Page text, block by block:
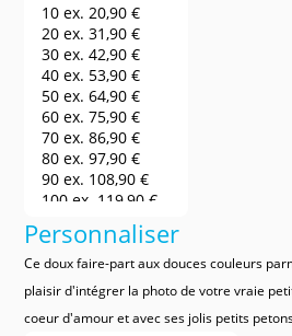
10 ex.20,90 €
20 ex.31,90 €
30 ex.42,90 €
40 ex. 53,90 €
50 ex.64,90 €
60 ex.75,90 €
70 ex.86,90 €
80 ex.97,90 €
90 ex. 108,90 €
100 ex. 119,90 €
141,90 €
200 ex.163,90 €
250 ex.185,90 €
300 ex. 207,90 €
240,90 €
500 ex.273,90 €
Personnaliser
Ce doux faire-part aux douces couleurs
plaisir d'intégrer la photo de votre vraie
coeur d'amour et avec ses jolis petits